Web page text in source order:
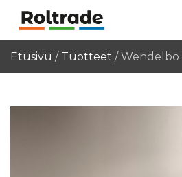
Etusivu / Tuotteet /Wendelbo